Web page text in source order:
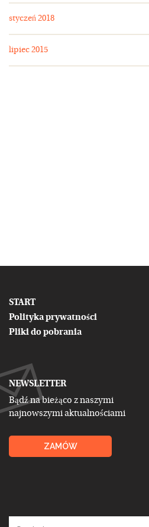
styczeń 2018
lipiec 2015
START
Polityka prywatności
Pliki do pobrania
NEWSLETTER
Bądź na bieżąco z naszymi
najnowszymi aktualnościami
ZAMÓW